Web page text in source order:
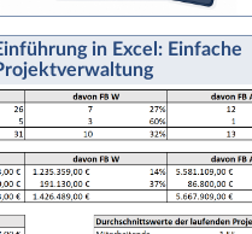
in Excel: Einfache